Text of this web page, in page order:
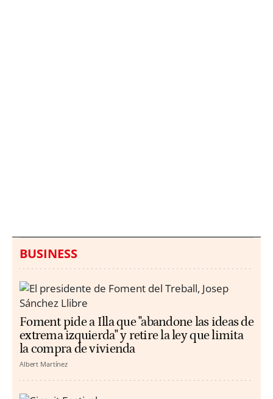
BUSINESS
Foment pide a Illa que "abandone las ideas de
extrema izquierda" y retire la ley que limita
la compra de vivienda
Albert Martínez